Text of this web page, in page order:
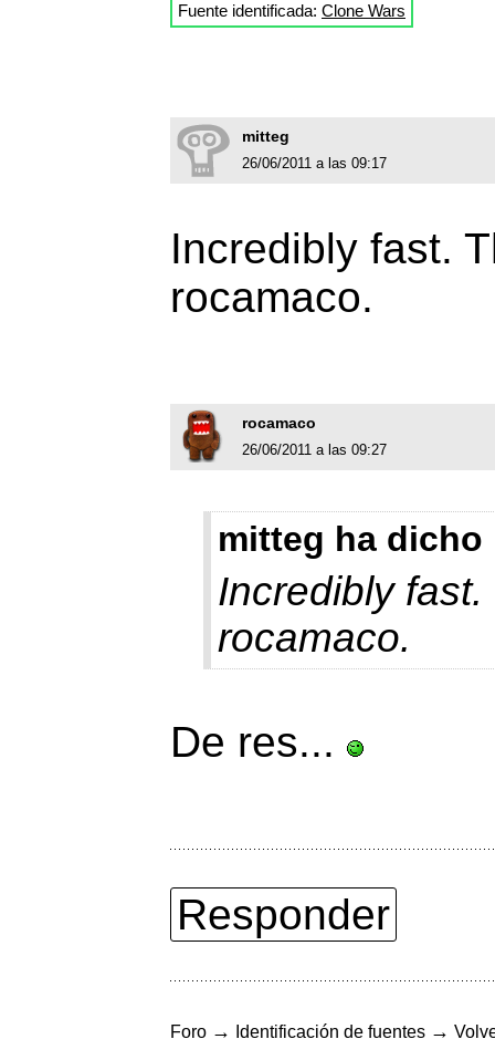
Fuente identificada: Clone Wars
mitteg
26/06/2011 a las 09:17
Incredibly fast.
rocamaco.
rocamaco
26/06/2011 a las 09:27
mitteg ha dicho
Incredibly
rocamaco.
De res...
Responder
Foro → Identificación de fuentes →